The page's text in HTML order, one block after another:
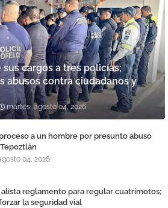
cargos a tres policías;
abusos contra ciudadanos y
martes, agosto 04, 2026
a un hombre por presunto abuso
04, 2026
reglamento para regular cuatrimotos;
la seguridad vial